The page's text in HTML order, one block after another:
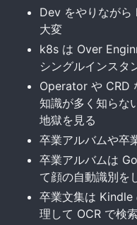
Dev をやりながら
大変
k8s は Over
シングルインスタ
Operator や CRD
知識が多く知らな
地獄を見る
卒業アルバムや卒
卒業アルバムは
て顔の自動識別を
卒業文集は Kindle
理して OCR で検